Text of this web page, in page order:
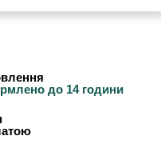
до 14 години